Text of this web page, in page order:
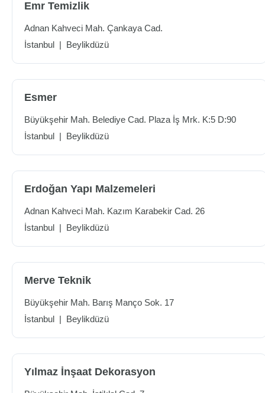
Emr Temizlik
Adnan Kahveci Mah. Çankaya Cad.
İstanbul | Beylikdüzü
Esmer
Büyükşehir Mah. Belediye Cad. Plaza İş Mrk. K:5 D:90
İstanbul | Beylikdüzü
Erdoğan Yapı Malzemeleri
Adnan Kahveci Mah. Kazım Karabekir Cad. 26
İstanbul | Beylikdüzü
Merve Teknik
Büyükşehir Mah. Barış Manço Sok. 17
İstanbul | Beylikdüzü
Yılmaz İnşaat Dekorasyon